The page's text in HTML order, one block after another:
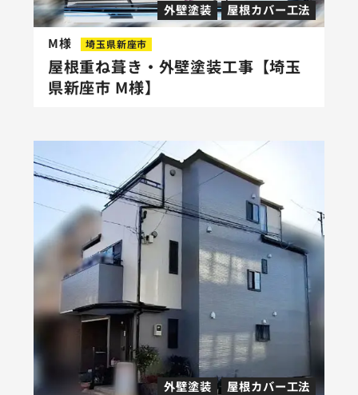
外壁塗装 屋根カバー工法
M様 埼玉県新座市
屋根重ね葺き・外壁塗装工事【埼玉
県新座市 M様】
外壁塗装 屋根カバー工法